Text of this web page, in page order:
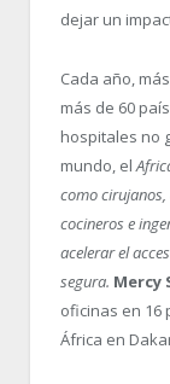
dejar un
Cada año,
más de 60
hospitales no
mundo, el
como
cocineros e
acelerar el
segura. Mercy
oficinas en 16
África en